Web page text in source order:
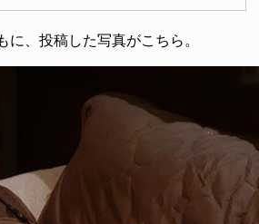
に、投稿した写真がこちら。